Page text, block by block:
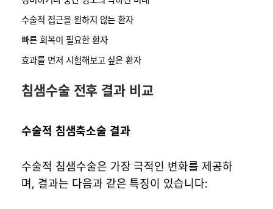
수술적 접근을 원하지 않는 환자
빠른 회복이 필요한 환자
효과를 먼저 시험해보고 싶은 환자
침샘수술 전후 결과 비교
수술적 침샘축소술 결과
수술적 침샘수술은 가장 극적인 변화를 제공하
며, 결과는 다음과 같은 특징이 있습니다: